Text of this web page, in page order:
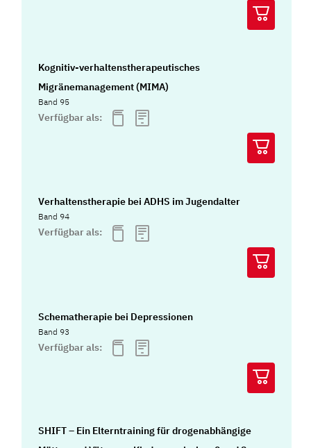
Kognitiv-verhaltenstherapeutisches
Migränemanagement (MIMA)
Band 95
Verfügbar als:
Verhaltenstherapie bei ADHS im Jugendalter
Band 94
Verfügbar als:
Schematherapie bei Depressionen
Band 93
Verfügbar als:
SHIFT – Ein Elterntraining für drogenabhängige